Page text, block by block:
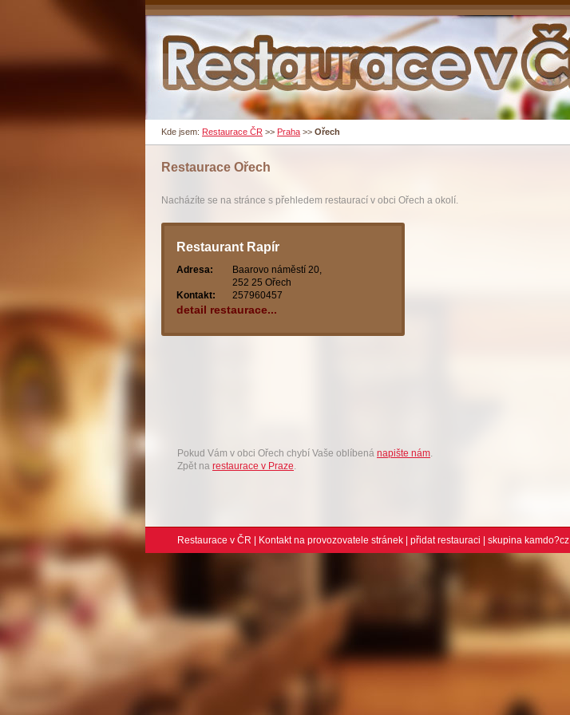
Kde jsem: Restaurace ČR >> Praha >> Ořech
Restaurace Ořech
Nacházíte se na stránce s přehledem restaurací v obci Ořech a okolí.
Restaurant Rapír
Adresa:
Baarovo náměstí 20,
252 25 Ořech
Kontakt:
257960457
detail restaurace...
Pokud Vám v obci Ořech chybí Vaše oblíbená napište nám.
Zpět na restaurace v Praze.
Restaurace v ČR Kontakt na provozovatele stránek přidat restauraci | skupina kamdo?cz